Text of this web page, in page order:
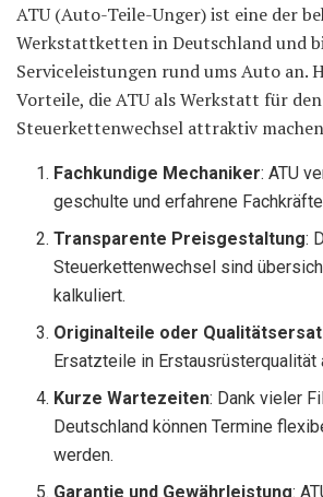
ATU (Auto-Teile-Unger) ist eine der
Werkstattketten in Deutschland und
Serviceleistungen rund ums Auto an.
Vorteile, die ATU als Werkstatt für den
Steuerkettenwechsel attraktiv
Fachkundige Mechaniker: ATU
geschulte und erfahrene
Transparente Preisgestaltung:
Steuerkettenwechsel sind
kalkuliert.
Originalteile oder
Ersatzteile in Erstausrüsterqualität
Kurze Wartezeiten: Dank vieler
Deutschland können Termine
werden.
Garantie und Gewährleistung: